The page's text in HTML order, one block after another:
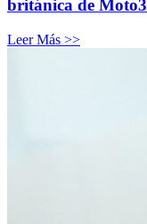
británica de Moto3
Leer Más >>